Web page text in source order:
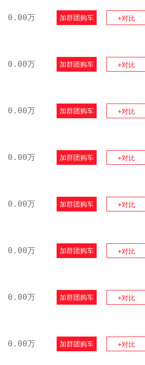
0.00万 加群团购车 +对比
0.00万 加群团购车 +对比
0.00万 加群团购车 +对比
0.00万 加群团购车 +对比
0.00万 加群团购车 +对比
0.00万 加群团购车 +对比
0.00万 加群团购车 +对比
0.00万 加群团购车 +对比